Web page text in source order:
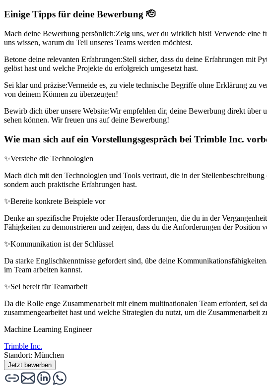
Einige Tipps für deine Bewerbung 🫡
Mach deine Bewerbung persönlich:Zeig uns, wer du wirklich bist! Verwende eine
uns wissen, warum du Teil unseres Teams werden möchtest.
Betone deine relevanten Erfahrungen:Stell sicher, dass du deine Erfahrungen mit
gelöst hast und welche Projekte du erfolgreich umgesetzt hast.
Sei klar und präzise:Vermeide es, zu viele technische Begriffe ohne Erklärung zu
von deinem Können zu überzeugen!
Bewirb dich über unsere Website:Wir empfehlen dir, deine Bewerbung direkt über
sehen können. Wir freuen uns auf deine Bewerbung!
Wie man sich auf ein Vorstellungsgespräch bei Trimble Inc.
✨Verstehe die Technologien
Mach dich mit den Technologien und Tools vertraut, die in der
sondern auch praktische Erfahrungen hast.
✨Bereite konkrete Beispiele vor
Denke an spezifische Projekte oder Herausforderungen, die du in der
Fähigkeiten zu demonstrieren und zeigen, dass du die Anforderungen der Position
✨Kommunikation ist der Schlüssel
Da starke Englischkenntnisse gefordert sind, übe deine
im Team arbeiten kannst.
✨Sei bereit für Teamarbeit
Da die Rolle enge Zusammenarbeit mit einem multinationalen Team erfordert, sei
zusammengearbeitet hast und welche Strategien du nutzt, um die Zusammenarbeit
Machine Learning Engineer
Trimble Inc.
Standort: München
Jetzt bewerben